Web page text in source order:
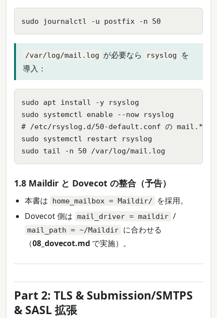
sudo journalctl -u postfix -n 50
/var/log/mail.log が必要なら rsyslog
を
導入：
sudo apt install -y rsyslog
sudo systemctl enable --now rsyslog
# /etc/rsyslog.d/50-default.conf の mail.* 行がコ
sudo systemctl restart rsyslog
sudo tail -n 50 /var/log/mail.log
1.8 Maildir と Dovecot の整合（予告）
本書は home_mailbox = Maildir/
を採用。
Dovecot 側は mail_driver = maildir /
mail_path = ~/Maildir に合わせる
（08_dovecot.md で実施）。
Part 2: TLS & Submission/SMTPS
& SASL 拡張